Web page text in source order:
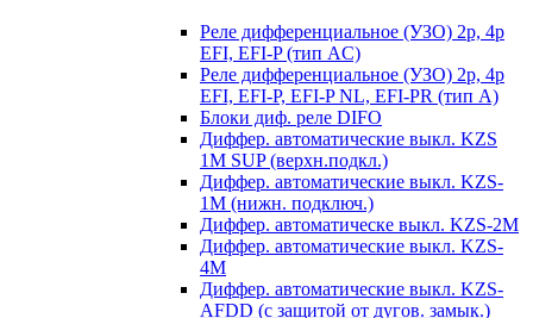
Реле дифференциальное (УЗО) 2р, 4р
EFI, EFI-P (тип AС)
Реле дифференциальное (УЗО) 2р, 4р
EFI, EFI-P, EFI-P NL, EFI-PR (тип A)
Блоки диф. реле DIFO
Диффер. автоматические выкл. KZS
1M SUP (верхн.подкл.)
Диффер. автоматические выкл. KZS-
1M (нижн. подключ.)
Диффер. автоматическе выкл. KZS-2M
Диффер. автоматические выкл. KZS-
4M
Диффер. автоматические выкл. KZS-
AFDD (с защитой от дугов. замык.)